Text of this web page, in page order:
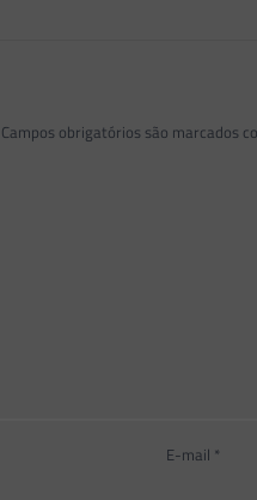
Campos obrigatórios são marcados
E-mail *